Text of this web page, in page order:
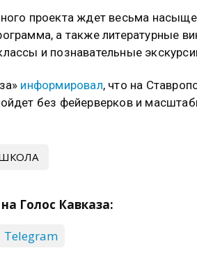
проекта ждет весьма
а также литературные
и познавательные
информировал, что на
без фейерверков и
Голос Кавказа:
Telegram